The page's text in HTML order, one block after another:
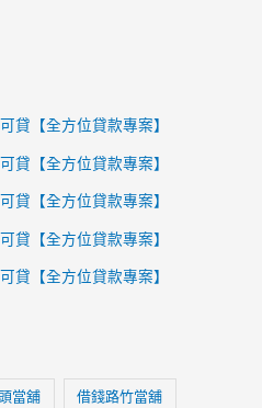
貸【全方位貸款專案】
貸【全方位貸款專案】
貸【全方位貸款專案】
貸【全方位貸款專案】
貸【全方位貸款專案】
當舖 借錢路竹當舖